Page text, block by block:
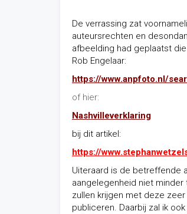
De verrassing zat
auteursrechten en
afbeelding had geplaatst
Rob Engelaar:
https://www.anpfoto.nl/
of hier:
Nashvilleverklaring
bij dit artikel:
https://
Uiteraard is de betreffende
aangelegenheid niet
zullen krijgen met deze
publiceren. Daarbij zal ik